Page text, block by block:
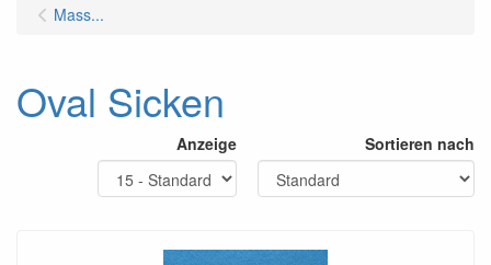
Mass...
Oval Sicken
Anzeige Sortieren nach